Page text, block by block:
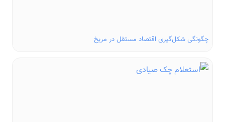
چگونگی شکل‌گیری اقتصاد مستقل در مریخ